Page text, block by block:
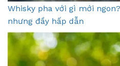
Whisky pha với gì mới
nhưng đầy hấp dẫn